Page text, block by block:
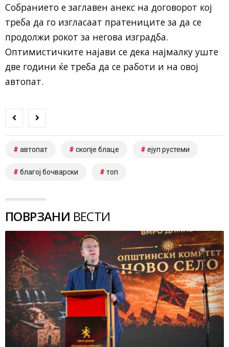
Собранието е заглавен анекс на договорот кој
треба да го изгласаат пратениците за да се
продолжи рокот за негова изградба.
Оптимистичките најави се дека најмалку уште
две години ќе треба да се работи и на овој
автопат.
автопат скопје блаце ејуп рустеми
благој бочварски топ
ПОВРЗАНИ ВЕСТИ